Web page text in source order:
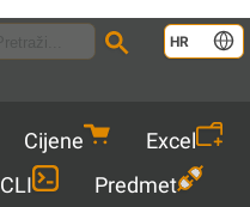
HR
Cijene
Excel
CLI
Predmet